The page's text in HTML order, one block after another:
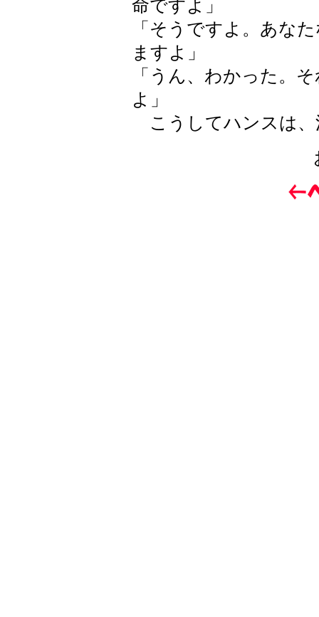
命ですよ」
「そうですよ。あな
ますよ」
「うん、わかった。
よ」
こうしてハンスは、